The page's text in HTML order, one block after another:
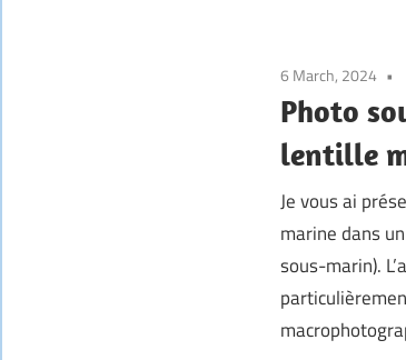
6 March, 2024
Photo
lentille
Je vous ai
marine dans
sous-marin).